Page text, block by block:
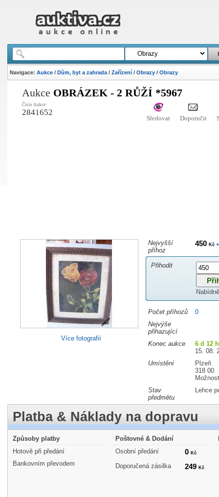
Navigace: Aukce/ Dům, byt a zahrada/ Zařízení/ Obrazy/ Obrazy
Aukce OBRÁZEK - 2 RŮŽÍ *5967
Číslo Aukce:
2841652
Sledovat Doporučit
Více fotografií
Nejvyšší
příhoz
450 Kč+
Přihodit
Počet příhozů
0
Nejvýše
přihazující
Konec aukce
6 d 12
15. 08.
Umístění
Plzeň
318 00
Stav
předmětu
Lehce
Platba & Náklady na dopravu
Způsoby platby
Hotově při předání
Bankovním převodem
Poštovné & Dodání
Osobní předání
0 Kč
Doporučená zásilka 249 Kč